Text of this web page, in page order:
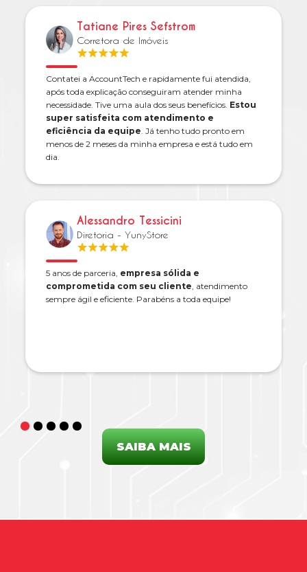
Tatiane Pires Sefstrom
Corretora de Imóveis
Contatei a AccountTech e rapidamente fui atendida,
após toda explicação conseguiram atender minha
necessidade. Tive uma aula dos seus benefícios. Estou
super satisfeita com atendimento e
eficiência da equipe. Já tenho tudo pronto em
menos de 2 meses da minha empresa e está tudo em
dia.
Alessandro Tessicini
Diretoria - YunyStore
5 anos de parceria, empresa sólida e
comprometida com seu cliente, atendimento
sempre ágil e eficiente. Parabéns a toda equipe!
SAIBA MAIS